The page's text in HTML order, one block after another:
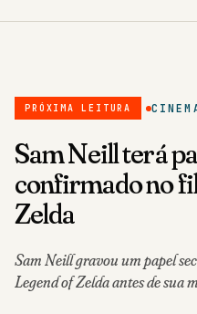
PRÓXIMA LEITURA
Sam Neill terá
confirmado no
Zelda
Sam Neill gravou um papel
Legend of Zelda antes de sua